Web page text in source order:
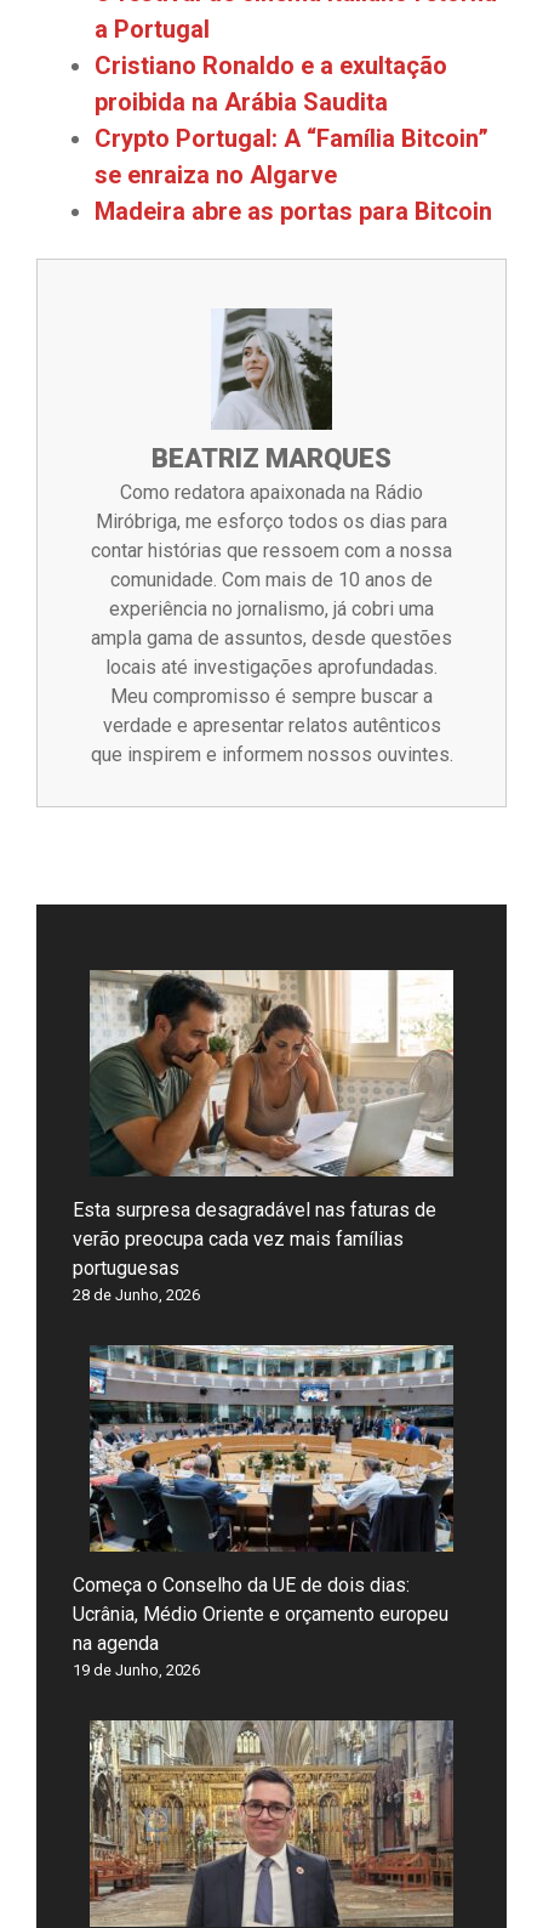
a Portugal
Cristiano Ronaldo e a exultação
proibida na Arábia Saudita
Crypto Portugal: A “Família Bitcoin”
se enraiza no Algarve
Madeira abre as portas para Bitcoin
BEATRIZ MARQUES
Como redatora apaixonada na Rádio
Miróbriga, me esforço todos os dias para
contar histórias que ressoem com a nossa
comunidade. Com mais de 10 anos de
experiência no jornalismo, já cobri uma
ampla gama de assuntos, desde questões
locais até investigações aprofundadas.
Meu compromisso é sempre buscar a
verdade e apresentar relatos autênticos
que inspirem e informem nossos ouvintes.
Esta surpresa desagradável nas faturas de
verão preocupa cada vez mais famílias
portuguesas
28 de Junho, 2026
Começa o Conselho da UE de dois dias:
Ucrânia, Médio Oriente e orçamento europeu
na agenda
19 de Junho, 2026